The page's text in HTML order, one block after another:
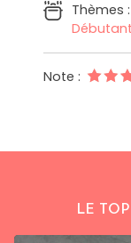
Thèmes :
Débutant
Note :
LE